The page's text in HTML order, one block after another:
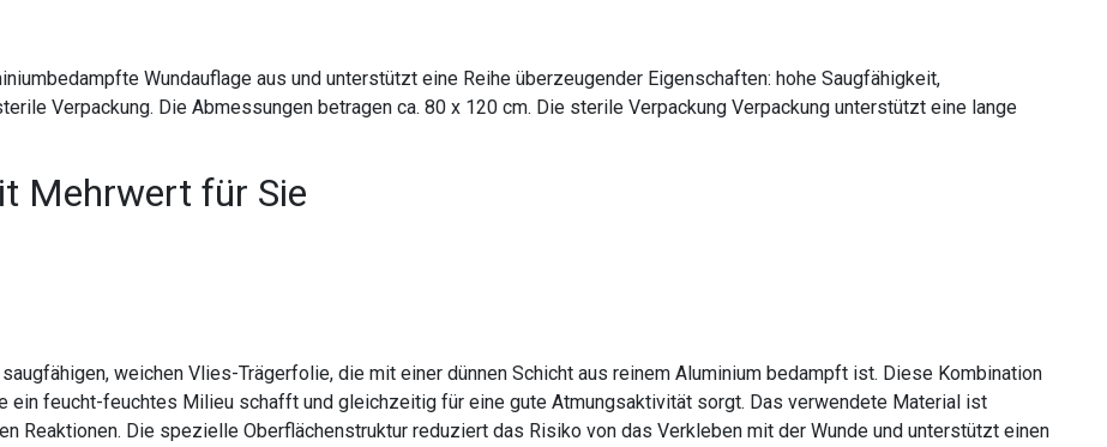
Wundauflage aus und unterstützt eine Reihe überzeugender Eigenschaften: hohe Saugfähigkeit,
Verpackung. Die Abmessungen betragen ca. 80 x 120 cm. Die sterile Verpackung Verpackung unterstützt eine lange
Mehrwert für Sie
weichen Vlies-Trägerfolie, die mit einer dünnen Schicht aus reinem Aluminium bedampft ist. Diese Kombination
ein feucht-feuchtes Milieu schafft und gleichzeitig für eine gute Atmungsaktivität sorgt. Das verwendete Material ist
Reaktionen. Die spezielle Oberflächenstruktur reduziert das Risiko von das Verkleben mit der Wunde und unterstützt einen